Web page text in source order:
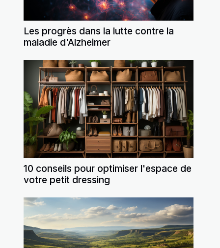
Les progrès dans la lutte contre la
maladie d'Alzheimer
10 conseils pour optimiser l'espace de
votre petit dressing